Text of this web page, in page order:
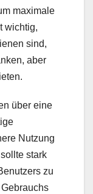
maximale
wichtig,
sind,
aber
über eine
Nutzung
stark
zu